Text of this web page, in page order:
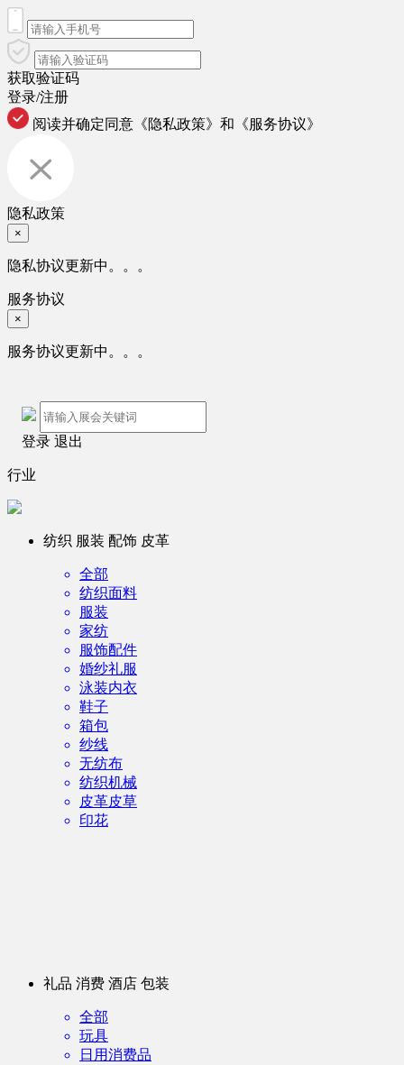
获取验证码
登录/注册
阅读并确定同意 《隐私政策》 和 《服务协议》
隐私政策
×
隐私协议更新中。。。
服务协议
×
服务协议更新中。。。
登录 退出
行业
纺织 服装 配饰 皮革
全部
纺织面料
服装
家纺
服饰配件
婚纱礼服
泳装内衣
鞋子
箱包
纱线
无纺布
纺织机械
皮革皮草
印花
礼品 消费 酒店 包装
全部
玩具
日用消费品